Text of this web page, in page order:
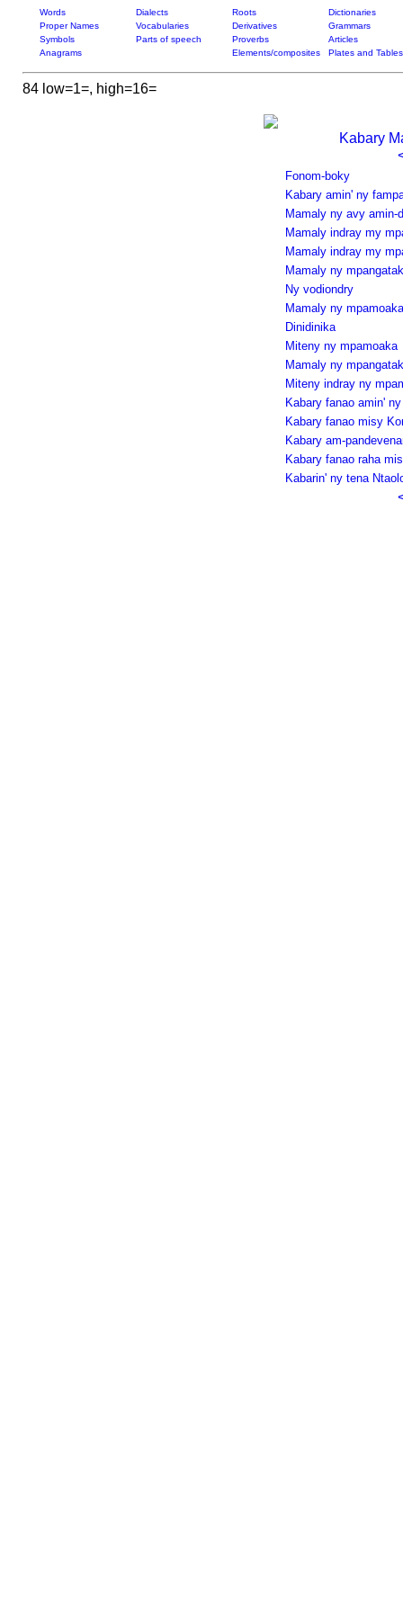
Words Dialects Roots
Dictionaries
Proper Names
Vocabularies Derivatives
Grammars
Symbols
Parts of speech Proverbs
Articles
Anagrams
Elements/composites Plates and Tables
84 low=1=, high=16=
Kabary
Fonom-boky
Kabary amin' ny
Mamaly ny avy amin-
Mamaly indray my
Mamaly indray my
Mamaly ny
Ny vodiondry
Mamaly ny mpamoaka
Dinidinika
Miteny ny mpamoaka
Mamaly ny
Miteny indray ny
Kabary fanao amin'
Kabary fanao misy
Kabary am-
Kabary fanao raha
Kabarin' ny tena